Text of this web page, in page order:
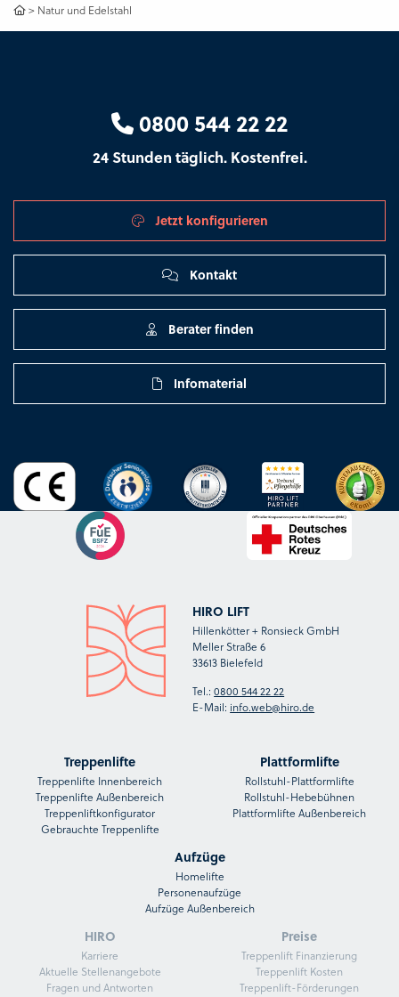
> Natur und Edelstahl
0800 544 22 22
24 Stunden täglich. Kostenfrei.
Jetzt konfigurieren
Kontakt
Berater finden
Infomaterial
HIRO LIFT
Hillenkötter + Ronsieck GmbH
Meller Straße 6
33613 Bielefeld
Tel.:0800 544 22 22
E-Mail: info.web@hiro.de
Treppenlifte
Treppenlifte Innenbereich
Treppenlifte Außenbereich
Treppenliftkonfigurator
Gebrauchte Treppenlifte
Plattformlifte
Rollstuhl-Plattformlifte
Rollstuhl-Hebebühnen
Plattformlifte Außenbereich
Aufzüge
Homelifte
Personenaufzüge
Aufzüge Außenbereich
HIRO
Karriere
Aktuelle Stellenangebote
Fragen und Antworten
Preise
Treppenlift Finanzierung
Treppenlift Kosten
Treppenlift-Förderungen